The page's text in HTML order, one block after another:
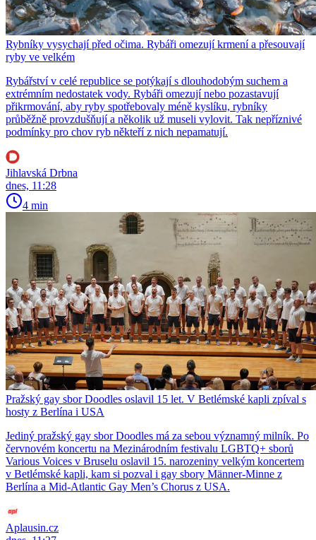
Rybníky vysychají před očima. Rybáři omezují krmení a přesouvají
ryby ve velkém
Rybářství v celé republice se potýkají s dlouhodobým suchem a
extrémním nedostatek vody. Rybáři omezují nebo pozastavují
přikrmování, aby ryby spotřebovaly méně kyslíku, rybníky
průběžně provzdušňují a několik už museli vylovit. Tak nepříznivé
podmínky pro chov ryb někteří z nich nepamatují.
Jihlavská Drbna
dnes, 11:28
4 min
Pražský gay sbor Doodles oslavil 15 let. V Betlémské kapli zpíval s
hosty z Berlína i USA
Jediný pražský gay sbor Doodles má za sebou významný milník. Po
červnovém koncertu na Mezinárodním festivalu LGBTQ+ sborů
Various Voices v Bruselu oslavil 15. narozeniny velkým koncertem
v Betlémské kapli, kam si pozval i gay sbory Männer-Minne z
Berlína a Mid-Atlantic Gay Men’s Chorus z USA.
Aplausin.cz